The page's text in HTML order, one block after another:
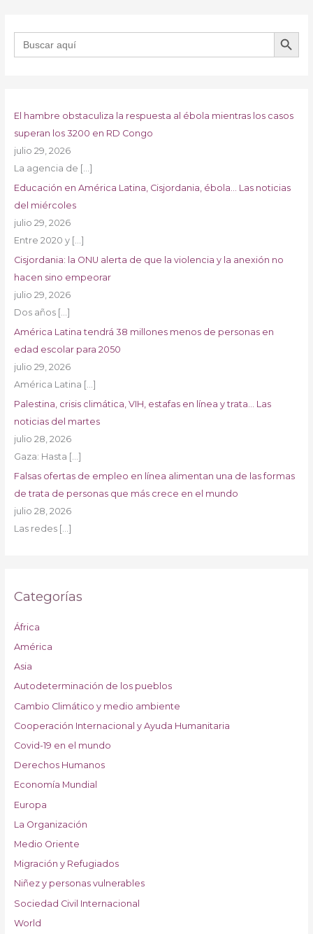
Buscar: BOTÓN DE
El hambre obstaculiza la respuesta al ébola mientras los casos
superan los 3200 en RD Congo
julio 29, 2026
La agencia de […]
Educación en América Latina, Cisjordania, ébola… Las noticias
del miércoles
julio 29, 2026
Entre 2020 y […]
Cisjordania: la ONU alerta de que la violencia y la anexión no
hacen sino empeorar
julio 29, 2026
Dos años […]
América Latina tendrá 38 millones menos de personas en
edad escolar para 2050
julio 29, 2026
América Latina […]
Palestina, crisis climática, VIH, estafas en línea y trata… Las
noticias del martes
julio 28, 2026
Gaza: Hasta […]
Falsas ofertas de empleo en línea alimentan una de las formas
de trata de personas que más crece en el mundo
julio 28, 2026
Las redes […]
Categorías
África
América
Asia
Autodeterminación de los pueblos
Cambio Climático y medio ambiente
Cooperación Internacional y Ayuda Humanitaria
Covid-19 en el mundo
Derechos Humanos
Economía Mundial
Europa
La Organización
Medio Oriente
Migración y Refugiados
Niñez y personas vulnerables
Sociedad Civil Internacional
World